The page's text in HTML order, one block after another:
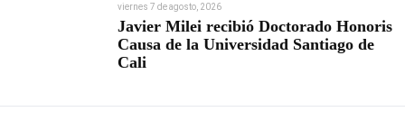
viernes 7 de agosto, 2026
Javier Milei recibió Doctorado Honoris
Causa de la Universidad Santiago de
Cali